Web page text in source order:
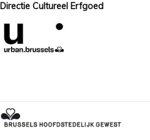
Directie Cultureel Erfgoed